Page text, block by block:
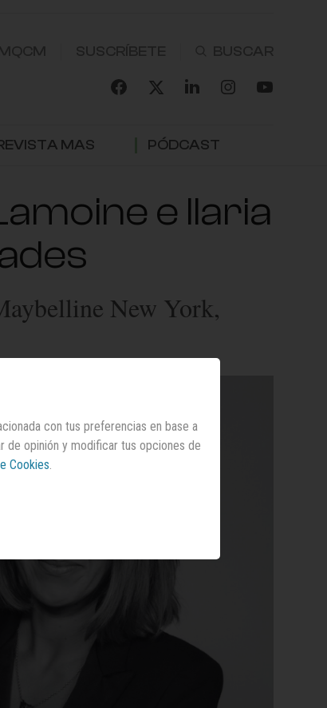
MAS PÓDCAST
e Ilaria
New York,
con tus preferencias en base a
de opinión y modificar tus opciones de
Cookies.